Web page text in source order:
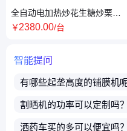
全自动电加热炒花生糖炒栗子
炒货机 商场家用煤炭摆摊炒料
￥2380.00/台
智能提问
有哪些起垄高度的铺膜机
割晒机的功率可以定制吗？
洒药车买的多可以便宜吗？